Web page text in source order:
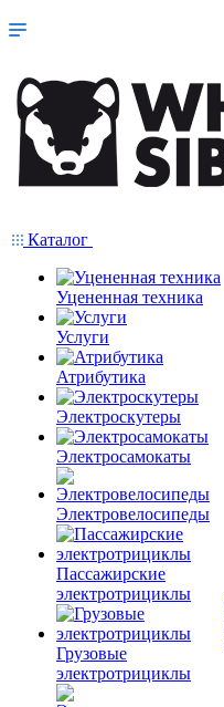
Каталог
Уцененная техника
Услуги
Атрибутика
Электроскутеры
Электросамокаты
Электровелосипеды
Пассажирские
электротрициклы
Грузовые
электротрициклы